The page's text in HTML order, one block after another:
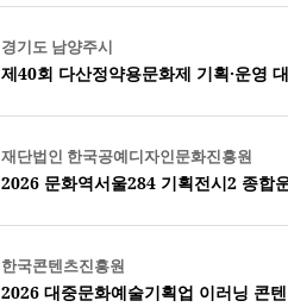
경기도 남양주시
제40회 다산정약용문화제 기획·운영
재단법인 한국공예디자인문화진흥원
2026 문화역서울284 기획전시2 종합
한국콘텐츠진흥원
2026 대중문화예술기획업 이러닝 콘